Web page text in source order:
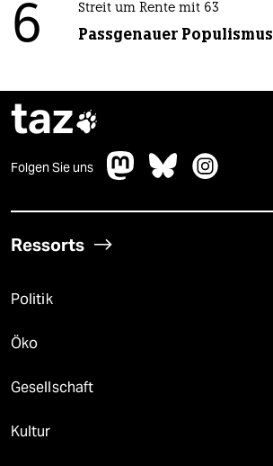
6 Streit um Rente mit 63
Passgenauer Populismus
taz
Folgen Sie uns
Ressorts
Politik
Öko
Gesellschaft
Kultur